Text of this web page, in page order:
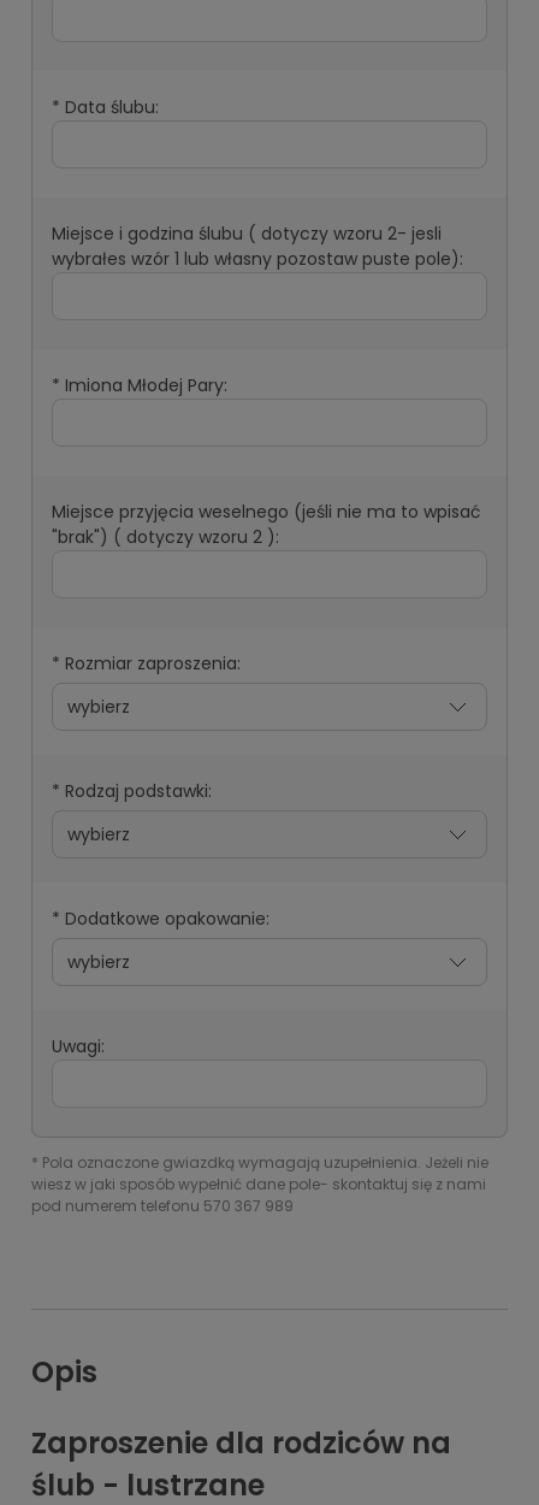
* Data ślubu:
Miejsce i godzina ślubu ( dotyczy wzoru 2- jesli
wybrałes wzór 1 lub własny pozostaw puste pole):
* Imiona Młodej Pary:
Miejsce przyjęcia weselnego (jeśli nie ma to wpisać
"brak") ( dotyczy wzoru 2 ):
* Rozmiar zaproszenia:
* Rodzaj podstawki:
* Dodatkowe opakowanie:
Uwagi:
* Pola oznaczone gwiazdką wymagają uzupełnienia. Jeżeli nie
wiesz w jaki sposób wypełnić dane pole- skontaktuj się z nami
pod numerem telefonu 570 367 989
Opis
Zaproszenie dla rodziców na
ślub - lustrzane